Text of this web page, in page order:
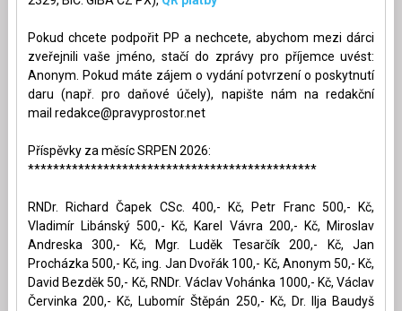
Pokud chcete podpořit PP a nechcete, abychom mezi dárci
zveřejnili vaše jméno, stačí do zprávy pro příjemce uvést:
Anonym. Pokud máte zájem o vydání potvrzení o poskytnutí
daru (např. pro daňové účely), napište nám na redakční
mail redakce@pravyprostor.net
Příspěvky za měsíc SRPEN 2026:
**********************************************
RNDr. Richard Čapek CSc. 400,- Kč, Petr Franc 500,- Kč,
Vladimír Libánský 500,- Kč, Karel Vávra 200,- Kč, Miroslav
Andreska 300,- Kč, Mgr. Luděk Tesarčík 200,- Kč, Jan
Procházka 500,- Kč, ing. Jan Dvořák 100,- Kč, Anonym 50,- Kč,
David Bezděk 50,- Kč, RNDr. Václav Vohánka 1000,- Kč, Václav
Červinka 200,- Kč, Lubomír Štěpán 250,- Kč, Dr. Ilja Baudyš